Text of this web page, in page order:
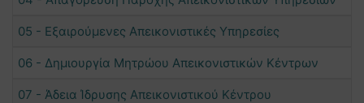
05 - Εξαιρούμενες Απεικονιστικές Υπηρεσίες
06 - Δημιουργία Μητρώου Απεικονιστικών Κέντρων
07 - Άδεια Ίδρυσης Απεικονιστικού Κέντρου